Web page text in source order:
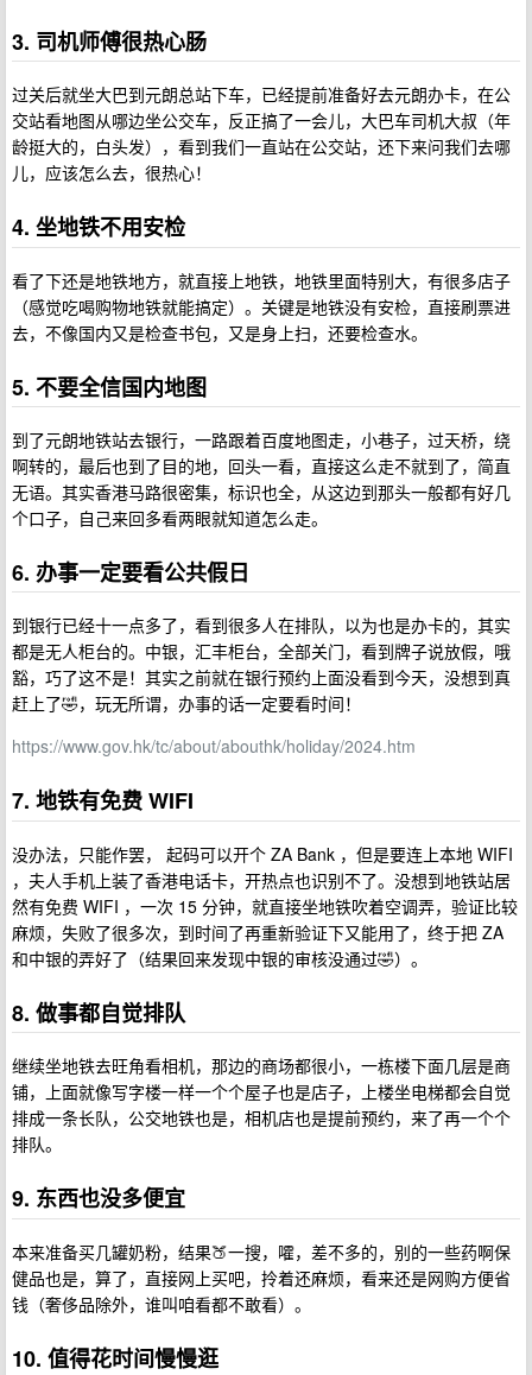
3. 司机师傅很热心肠
过关后就坐大巴到元朗总站下车，已经提前准备好去元朗办卡，在公
交站看地图从哪边坐公交车，反正搞了一会儿，大巴车司机大叔（年
龄挺大的，白头发），看到我们一直站在公交站，还下来问我们去哪
儿，应该怎么去，很热心！
4. 坐地铁不用安检
看了下还是地铁地方，就直接上地铁，地铁里面特别大，有很多店子
（感觉吃喝购物地铁就能搞定）。关键是地铁没有安检，直接刷票进
去，不像国内又是检查书包，又是身上扫，还要检查水。
5. 不要全信国内地图
到了元朗地铁站去银行，一路跟着百度地图走，小巷子，过天桥，绕
啊转的，最后也到了目的地，回头一看，直接这么走不就到了，简直
无语。其实香港马路很密集，标识也全，从这边到那头一般都有好几
个口子，自己来回多看两眼就知道怎么走。
6. 办事一定要看公共假日
到银行已经十一点多了，看到很多人在排队，以为也是办卡的，其实
都是无人柜台的。中银，汇丰柜台，全部关门，看到牌子说放假，哦
豁，巧了这不是！其实之前就在银行预约上面没看到今天，没想到真
赶上了🤣，玩无所谓，办事的话一定要看时间！
https://www.gov.hk/tc/about/abouthk/holiday/2024.htm
7. 地铁有免费 WIFI
没办法，只能作罢， 起码可以开个 ZA Bank ，但是要连上本地 WIFI
，夫人手机上装了香港电话卡，开热点也识别不了。没想到地铁站居
然有免费 WIFI ，一次 15 分钟，就直接坐地铁吹着空调弄，验证比较
麻烦，失败了很多次，到时间了再重新验证下又能用了，终于把 ZA
和中银的弄好了（结果回来发现中银的审核没通过🤣）。
8. 做事都自觉排队
继续坐地铁去旺角看相机，那边的商场都很小，一栋楼下面几层是商
铺，上面就像写字楼一样一个个屋子也是店子，上楼坐电梯都会自觉
排成一条长队，公交地铁也是，相机店也是提前预约，来了再一个个
排队。
9. 东西也没多便宜
本来准备买几罐奶粉，结果🍑一搜，嚯，差不多的，别的一些药啊保
健品也是，算了，直接网上买吧，拎着还麻烦，看来还是网购方便省
钱（奢侈品除外，谁叫咱看都不敢看）。
10. 值得花时间慢慢逛